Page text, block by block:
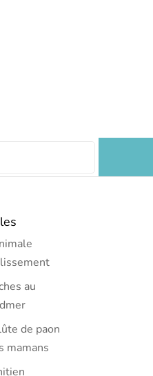
au
de paon
mamans